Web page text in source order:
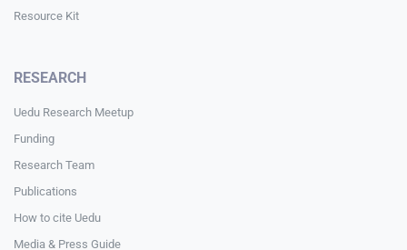
Resource Kit
RESEARCH
Uedu Research Meetup
Funding
Research Team
Publications
How to cite Uedu
Media & Press Guide